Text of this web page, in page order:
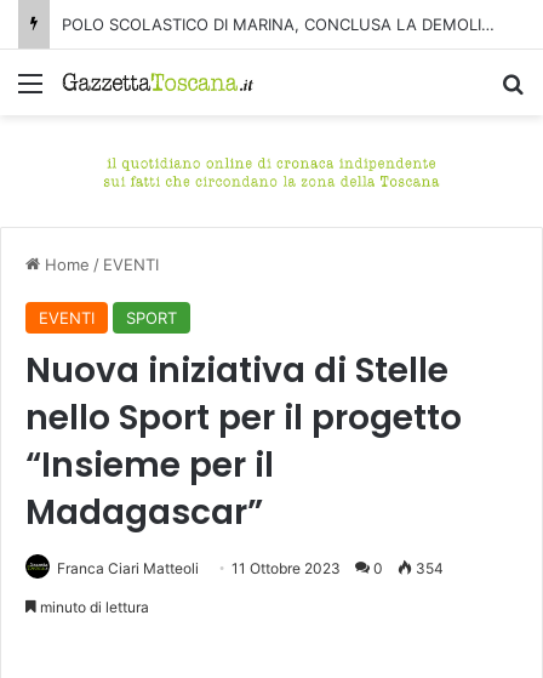
POLO SCOLASTICO DI MARINA, CONCLUSA LA DEMOLIZIONE DELL’ALA NORD-SUD
Menu
Home / EVENTI
EVENTI SPORT
Nuova iniziativa di Stelle
nello Sport per il progetto
“Insieme per il
Madagascar”
Franca Ciari Matteoli 11 Ottobre 2023 0 354
minuto di lettura